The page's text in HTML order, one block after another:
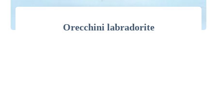
Orecchini labradorite